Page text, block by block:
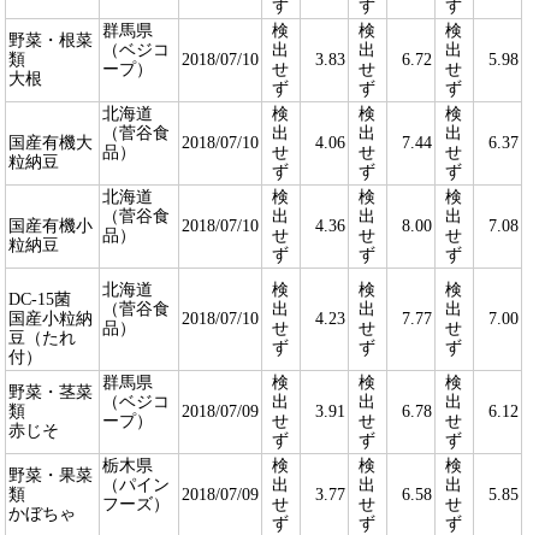
ず ず
ず
野菜・根菜
類
大根
群馬県
（ベジコ
ープ）
2018/07/10
検
出
せ
ず
3.83
検
出
せ
ず
6.72
検
出
せ
ず
5.98
国産有機大
粒納豆
北海道
（菅谷食
品）
2018/07/10
検
出
せ
ず
4.06
検
出
せ
ず
7.44
検
出
せ
ず
6.37
国産有機小
粒納豆
北海道
（菅谷食
品）
2018/07/10
検
出
せ
ず
4.36
検
出
せ
ず
8.00
検
出
せ
ず
7.08
DC-15菌
国産小粒納
豆（たれ
付）
北海道
（菅谷食
品）
2018/07/10
検
出
せ
ず
4.23
検
出
せ
ず
7.77
検
出
せ
ず
7.00
野菜・茎菜
類
赤じそ
群馬県
（ベジコ
ープ）
2018/07/09
検
出
せ
ず
3.91
検
出
せ
ず
6.78
検
出
せ
ず
6.12
野菜・果菜
類
かぼちゃ
栃木県
（パイン
フーズ）
2018/07/09
検
出
せ
ず
3.77
検
出
せ
ず
6.58
検
出
せ
ず
5.85